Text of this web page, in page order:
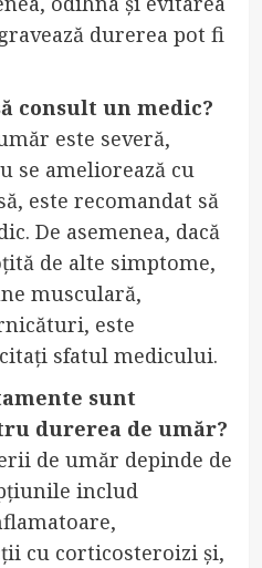
durerea pot fi
consult un medic?
este severă,
se ameliorează cu
este recomandat să
De asemenea, dacă
de alte simptome,
musculară,
este
sfatul medicului.
sunt
durerea de umăr?
de umăr depinde de
includ
cu corticosteroizi și,